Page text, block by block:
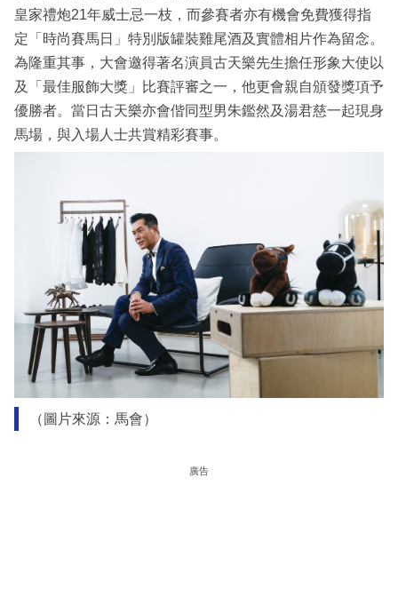
皇家禮炮21年威士忌一枝，而參賽者亦有機會免費獲得指
定「時尚賽馬日」特別版罐裝雞尾酒及實體相片作為留念。
為隆重其事，大會邀得著名演員古天樂先生擔任形象大使以
及「最佳服飾大獎」比賽評審之一，他更會親自頒發獎項予
優勝者。當日古天樂亦會偕同型男朱鑑然及湯君慈一起現身
馬場，與入場人士共賞精彩賽事。
（圖片來源：馬會）
廣告